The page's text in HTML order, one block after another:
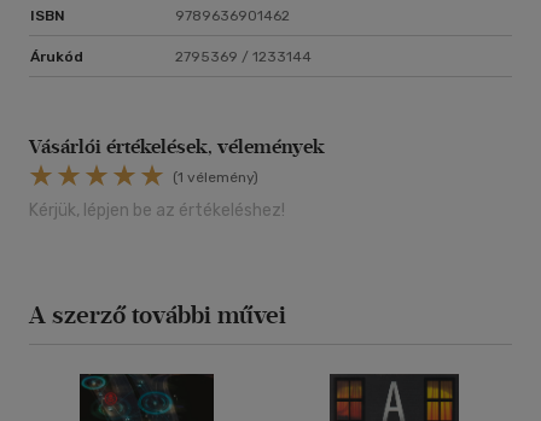
ISBN 9789636901462
Árukód 2795369 / 1233144
Vásárlói értékelések, vélemények
(1 vélemény)
Kérjük, lépjen be az értékeléshez!
A szerző további művei